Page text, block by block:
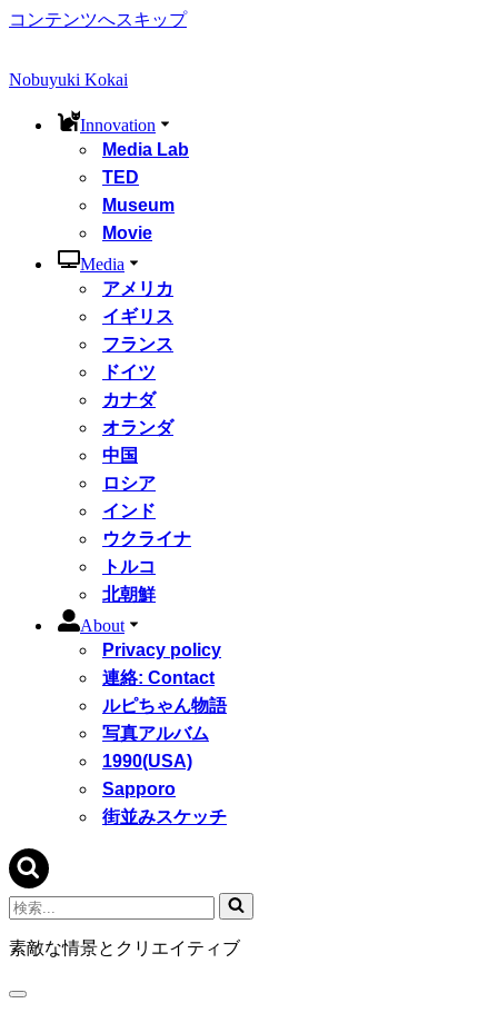
コンテンツへスキップ
Nobuyuki Kokai
Innovation
Media Lab
TED
Museum
Movie
Media
アメリカ
イギリス
フランス
ドイツ
カナダ
オランダ
中国
ロシア
インド
ウクライナ
トルコ
北朝鮮
About
Privacy policy
連絡: Contact
ルピちゃん物語
写真アルバム
1990(USA)
Sapporo
街並みスケッチ
検
索...
素敵な情景とクリエイティブ
ナ